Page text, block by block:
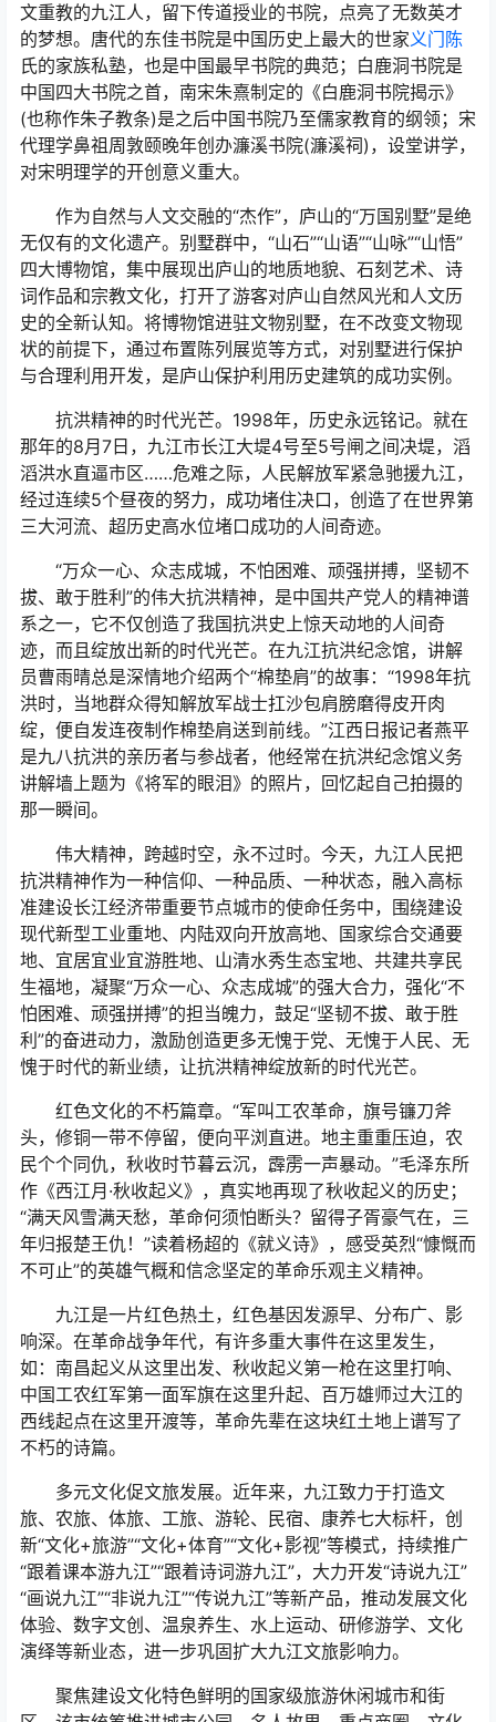
文重教的九江人，留下传道授业的书院，点亮了无数英才
的梦想。唐代的东佳书院是中国历史上最大的世家义门陈
氏的家族私塾，也是中国最早书院的典范；白鹿洞书院是
中国四大书院之首，南宋朱熹制定的《白鹿洞书院揭示》
(也称作朱子教条)是之后中国书院乃至儒家教育的纲领；宋
代理学鼻祖周敦颐晚年创办濂溪书院(濂溪祠)，设堂讲学，
对宋明理学的开创意义重大。
作为自然与人文交融的“杰作”，庐山的“万国别墅”是绝
无仅有的文化遗产。别墅群中，“山石”“山语”“山咏”“山悟”
四大博物馆，集中展现出庐山的地质地貌、石刻艺术、诗
词作品和宗教文化，打开了游客对庐山自然风光和人文历
史的全新认知。将博物馆进驻文物别墅，在不改变文物现
状的前提下，通过布置陈列展览等方式，对别墅进行保护
与合理利用开发，是庐山保护利用历史建筑的成功实例。
抗洪精神的时代光芒。1998年，历史永远铭记。就在
那年的8月7日，九江市长江大堤4号至5号闸之间决堤，滔
滔洪水直逼市区……危难之际，人民解放军紧急驰援九江，
经过连续5个昼夜的努力，成功堵住决口，创造了在世界第
三大河流、超历史高水位堵口成功的人间奇迹。
“万众一心、众志成城，不怕困难、顽强拼搏，坚韧不
拔、敢于胜利”的伟大抗洪精神，是中国共产党人的精神谱
系之一，它不仅创造了我国抗洪史上惊天动地的人间奇
迹，而且绽放出新的时代光芒。在九江抗洪纪念馆，讲解
员曹雨晴总是深情地介绍两个“棉垫肩”的故事：“1998年抗
洪时，当地群众得知解放军战士扛沙包肩膀磨得皮开肉
绽，便自发连夜制作棉垫肩送到前线。”江西日报记者燕平
是九八抗洪的亲历者与参战者，他经常在抗洪纪念馆义务
讲解墙上题为《将军的眼泪》的照片，回忆起自己拍摄的
那一瞬间。
伟大精神，跨越时空，永不过时。今天，九江人民把
抗洪精神作为一种信仰、一种品质、一种状态，融入高标
准建设长江经济带重要节点城市的使命任务中，围绕建设
现代新型工业重地、内陆双向开放高地、国家综合交通要
地、宜居宜业宜游胜地、山清水秀生态宝地、共建共享民
生福地，凝聚“万众一心、众志成城”的强大合力，强化“不
怕困难、顽强拼搏”的担当魄力，鼓足“坚韧不拔、敢于胜
利”的奋进动力，激励创造更多无愧于党、无愧于人民、无
愧于时代的新业绩，让抗洪精神绽放新的时代光芒。
红色文化的不朽篇章。“军叫工农革命，旗号镰刀斧
头，修铜一带不停留，便向平浏直进。地主重重压迫，农
民个个同仇，秋收时节暮云沉，霹雳一声暴动。”毛泽东所
作《西江月·秋收起义》，真实地再现了秋收起义的历史；
“满天风雪满天愁，革命何须怕断头？留得子胥豪气在，三
年归报楚王仇！”读着杨超的《就义诗》，感受英烈“慷慨而
不可止”的英雄气概和信念坚定的革命乐观主义精神。
九江是一片红色热土，红色基因发源早、分布广、影
响深。在革命战争年代，有许多重大事件在这里发生，
如：南昌起义从这里出发、秋收起义第一枪在这里打响、
中国工农红军第一面军旗在这里升起、百万雄师过大江的
西线起点在这里开渡等，革命先辈在这块红土地上谱写了
不朽的诗篇。
多元文化促文旅发展。近年来，九江致力于打造文
旅、农旅、体旅、工旅、游轮、民宿、康养七大标杆，创
新“文化+旅游”“文化+体育”“文化+影视”等模式，持续推广
“跟着课本游九江”“跟着诗词游九江”，大力开发“诗说九江”
“画说九江”“非说九江”“传说九江”等新产品，推动发展文化
体验、数字文创、温泉养生、水上运动、研修游学、文化
演绎等新业态，进一步巩固扩大九江文旅影响力。
聚焦建设文化特色鲜明的国家级旅游休闲城市和街